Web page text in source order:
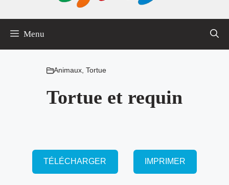
Menu
Animaux, Tortue
Tortue et requin
TÉLÉCHARGER IMPRIMER